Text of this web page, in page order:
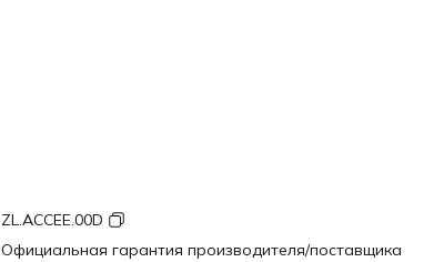
ZL.ACCEE.00D
Официальная гарантия производителя/поставщика